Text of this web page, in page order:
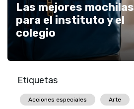
Las mejores mochilas
para el instituto y el
colegio
Etiquetas
Acciones especiales Arte